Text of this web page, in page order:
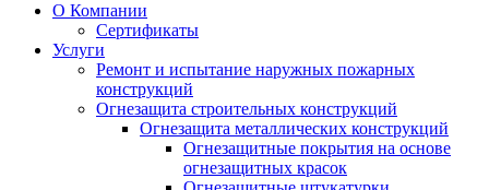
О Компании
Сертификаты
Услуги
Ремонт и испытание наружных пожарных
конструкций
Огнезащита строительных конструкций
Огнезащита металлических конструкций
Огнезащитные покрытия на основе
огнезащитных красок